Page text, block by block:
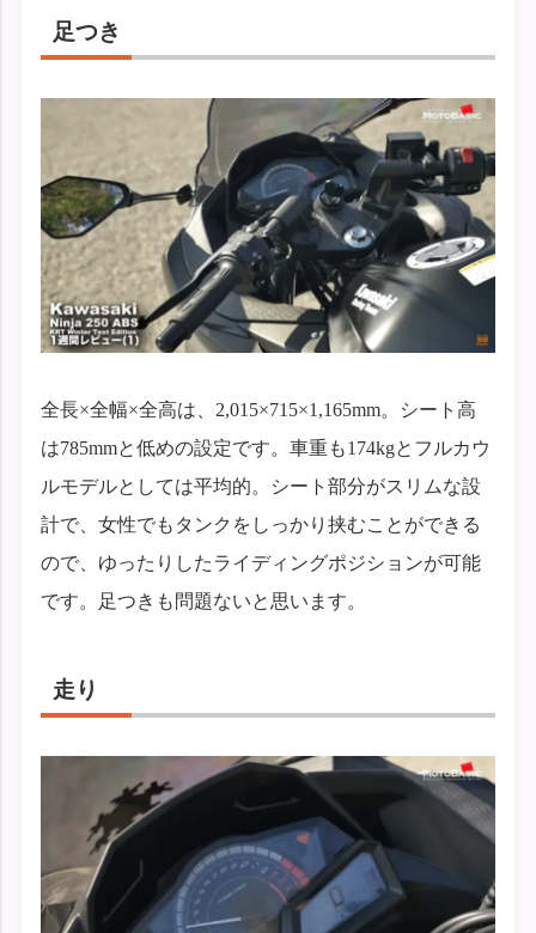
足つき
全長×全幅×全高は、2,015×715×1,165mm。シート高
は785mmと低めの設定です。車重も174kgとフルカウ
ルモデルとしては平均的。シート部分がスリムな設
計で、女性でもタンクをしっかり挟むことができる
ので、ゆったりしたライディングポジションが可能
です。足つきも問題ないと思います。
走り